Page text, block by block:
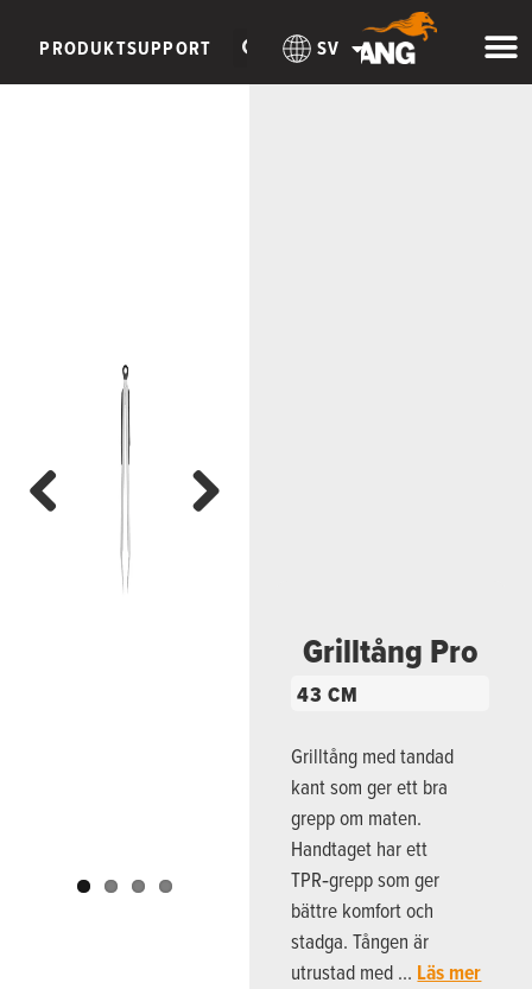
PRODUKTSUPPORT SV
Grilltång Pro
43 CM
Grilltång med tandad
kant som ger ett bra
grepp om maten.
Handtaget har ett
TPR‑grepp som ger
bättre komfort och
stadga. Tången är
utrustad med … Läs mer